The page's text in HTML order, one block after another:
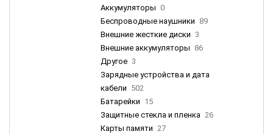
Аккумуляторы 0
Беспроводные наушники 89
Внешние жесткие диски 3
Внешние аккумуляторы 86
Другое 3
Зарядные устройства и дата
кабели 502
Батарейки 15
Защитные стекла и пленка 26
Карты памяти 27